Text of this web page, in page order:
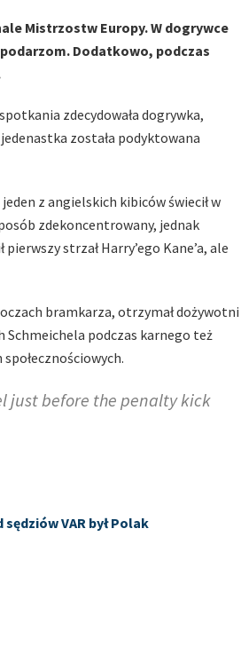
Mistrzostw Europy. W dogrywce
Dodatkowo, podczas
zdecydowała dogrywka,
została podyktowana
z angielskich kibiców świecił w
zdekoncentrowany, jednak
strzał Harry’ego Kane’a, ale
bramkarza, otrzymał dożywotni
Schmeichela podczas karnego też
just before the penalty kick
VAR był Polak